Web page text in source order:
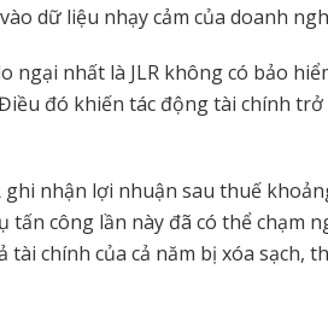
dữ liệu nhạy cảm của doanh
nhất là JLR không có bảo
đó khiến tác động tài chính
ghi nhận lợi nhuận sau thuế
công lần này đã có thể chạm
chính của cả năm bị xóa sạch,